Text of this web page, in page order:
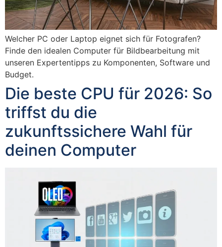
Welcher PC oder Laptop eignet sich für Fotografen?
Finde den idealen Computer für Bildbearbeitung mit
unseren Expertentipps zu Komponenten, Software und
Budget.
Die beste CPU für 2026: So
triffst du die
zukunftssichere Wahl für
deinen Computer